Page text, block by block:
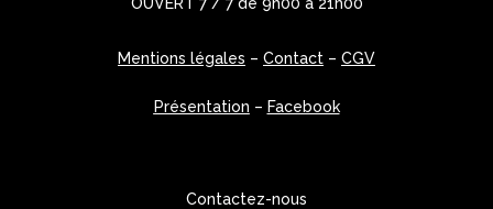
Mentions légales – Contact – CGV
Présentation – Facebook
Contactez-nous